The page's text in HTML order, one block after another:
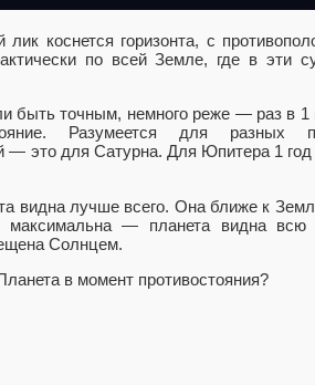
коснется горизонта, с
по всей Земле, где в эти
быть точным, немного реже — раз в 1
Разумеется для разных
— это для Сатурна. Для Юпитера 1
видна лучше всего. Она ближе к
максимальна — планета видна
Солнцем.
в момент противостояния?